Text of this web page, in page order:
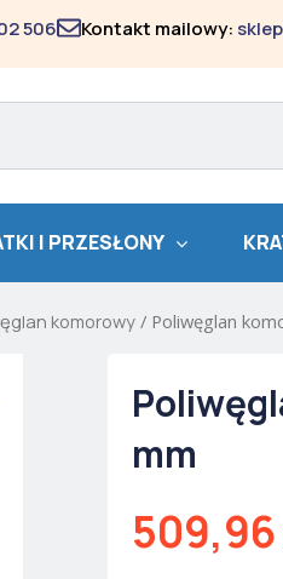
506 Kontakt mailowy:
I PRZESŁONY
komorowy/ Poliwęglan
mm
509,96